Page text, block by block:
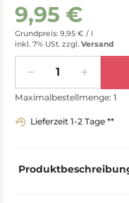
9,95 €
Grundpreis: 9,95 € / l
inkl. 7% USt. zzgl. Versand
Maximalbestellmenge: 1
Lieferzeit 1-2 Tage **